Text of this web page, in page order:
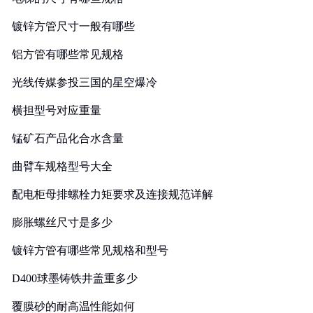
镀锌方管尺寸一般有哪些
铝方管有哪些常见规格
光线传媒参投三国的星空爆冷
横担型号对应重量
锰矿石产品化合水含量
曲臂车规格型号大全
配电柜母排螺栓力矩要求及连接规范详解
膨胀螺丝尺寸是多少
镀锌方管有哪些常见规格和型号
D400球墨铸铁井盖重多少
覆膜砂的耐高温性能如何